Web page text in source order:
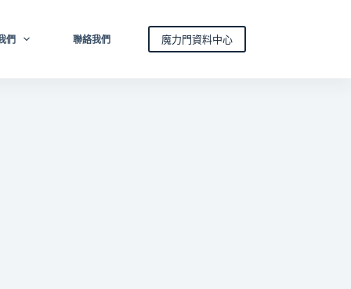
們 聯絡我們 魔力門資料中心